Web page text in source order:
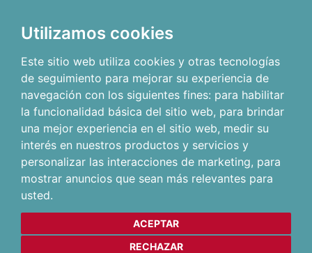
Utilizamos cookies
Este sitio web utiliza cookies y otras tecnologías
de seguimiento para mejorar su experiencia de
navegación con los siguientes fines: para habilitar
la funcionalidad básica del sitio web, para brindar
una mejor experiencia en el sitio web, medir su
interés en nuestros productos y servicios y
personalizar las interacciones de marketing, para
mostrar anuncios que sean más relevantes para
usted.
ACEPTAR
RECHAZAR